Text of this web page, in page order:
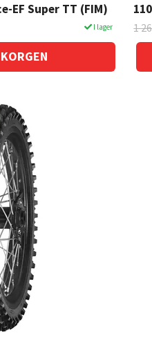
EF Super TT (FIM)
I lager 1